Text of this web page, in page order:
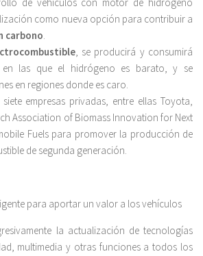
como nueva opción para contribuir a
carbono.
, se producirá y consumirá
en las que el hidrógeno es barato, y se
en regiones donde es caro.
empresas privadas, entre ellas Toyota,
Association of Biomass Innovation for Next
Fuels para promover la producción de
de segunda generación.
para aportar un valor a los vehículos
la actualización de tecnologías
multimedia y otras funciones a todos los